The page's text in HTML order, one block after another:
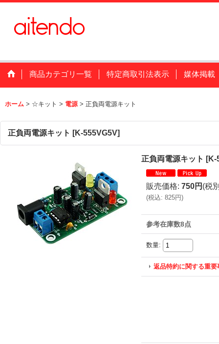
商品カテゴリ一覧 特定商取引法表示 媒体掲載
ホーム > ☆キット > 電源 > 正負両電源キット
正負両電源キット [K-555VG5V]
正負両電源キット [K-
販売価格: 750円 (税
(税込: 825円)
参考在庫数8点
数量:
返品特約に関する重要